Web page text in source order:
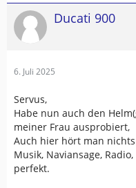
Ducati 900
6. Juli 2025
Servus,
Habe nun auch den
meiner Frau ausprobiert,
Auch hier hört man
Musik, Naviansage,
perfekt.